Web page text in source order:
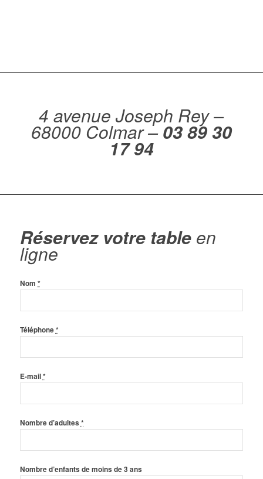
4 avenue Joseph Rey –
68000 Colmar–03 89 30
17 94
Réservez votre table en
ligne
Nom *
Téléphone*
E-mail*
Nombre d’adultes *
Nombre d’enfants de moins de 3 ans